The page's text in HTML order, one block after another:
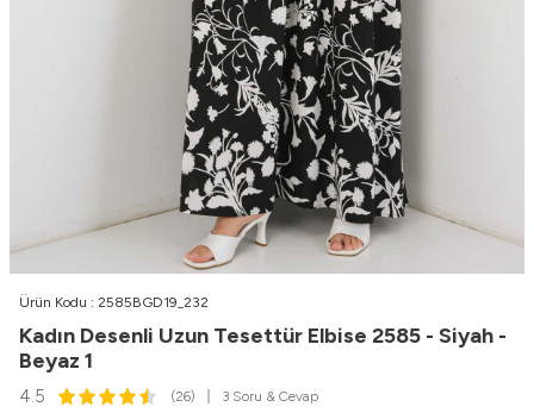
Ürün Kodu : 2585BGD19_232
Kadın Desenli Uzun Tesettür Elbise 2585 - Siyah -
Beyaz 1
4.5 (26) 3 Soru & Cevap